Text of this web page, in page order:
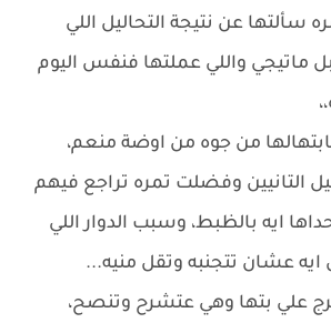
سألتها عن نتيجة التحاليل اللي
واللي عملتها فنفس اليوم
من جوه من اوضة منعم،
التانيين وفضلت تمره تراجع فيهم
ايه بالظبط، وسبب الدوار اللي
عشان تتجنبه وتقل منيه...
علي بتها وهي عتشرح وتنصح،